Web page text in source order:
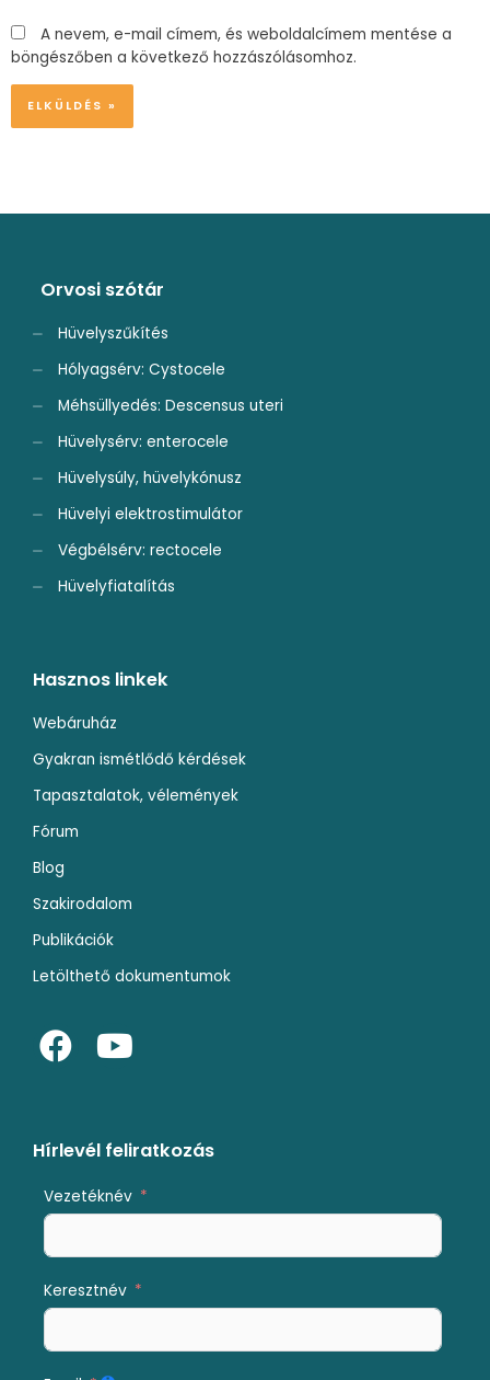
A nevem, e-mail címem, és weboldalcímem mentése a
böngészőben a következő hozzászólásomhoz.
Hírlevél feliratkozás
Vezetéknév
Keresztnév
Hasznos linkek
Webáruház
Gyakran ismétlődő kérdések
Tapasztalatok, vélemények
Fórum
Blog
Szakirodalom
Publikációk
Letölthető dokumentumok
F
a
b
o
o
k
Y
o
u
b
e
Orvosi szótár
Hüvelyszűkítés
Hólyagsérv: Cystocele
Méhsüllyedés: Descensus uteri
Hüvelysérv: enterocele
Hüvelysúly, hüvelykónusz
Hüvelyi elektrostimulátor
Végbélsérv: rectocele
Hüvelyfiatalítás